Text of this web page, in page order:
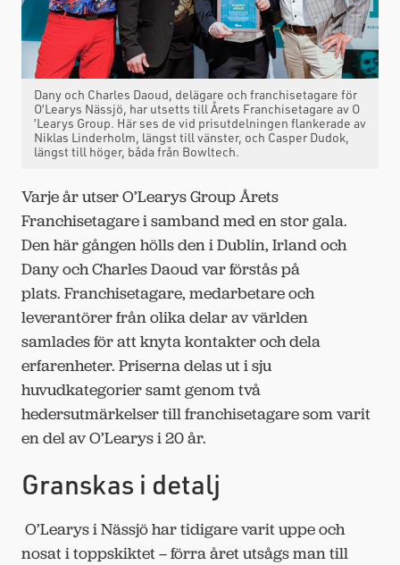
Dany och Charles Daoud, delägare och franchisetagare för
O’Learys Nässjö, har utsetts till Årets Franchisetagare av O
’Learys Group. Här ses de vid prisutdelningen flankerade av
Niklas Linderholm, längst till vänster, och Casper Dudok,
längst till höger, båda från Bowltech.
Varje år utser O’Learys Group Årets
Franchisetagare i samband med en stor gala.
Den här gången hölls den i Dublin, Irland och
Dany och Charles Daoud var förstås på
plats. Franchisetagare, medarbetare och
leverantörer från olika delar av världen
samlades för att knyta kontakter och dela
erfarenheter. Priserna delas ut i sju
huvudkategorier samt genom två
hedersutmärkelser till franchisetagare som varit
en del av O’Learys i 20 år.
Granskas i detalj
O’Learys i Nässjö har tidigare varit uppe och
nosat i toppskiktet – förra året utsågs man till